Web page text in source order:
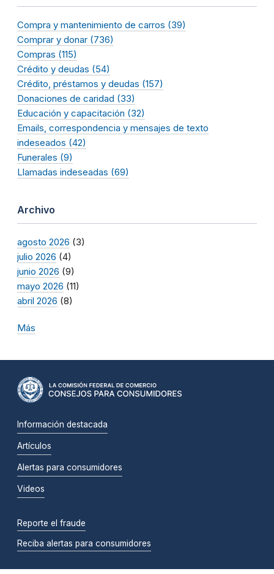
Compra y mantenimiento de carros (39)
Comprar y donar (736)
Compras (115)
Crédito y deudas (54)
Crédito, préstamos y deudas (157)
Donaciones de caridad (33)
Educación y capacitación (32)
Emails, correspondencia y mensajes de texto
indeseados (42)
Funerales (9)
Llamadas indeseadas (69)
Archivo
agosto 2026 (3)
julio 2026 (4)
junio 2026 (9)
mayo 2026 (11)
abril 2026 (8)
Más
Información destacada
Artículos
Alertas para consumidores
Videos
Reporte el fraude
Reciba alertas para consumidores